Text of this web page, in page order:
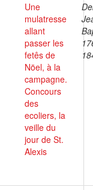
Une
mulatresse
allant
passer les
fetês de
Nöel, à la
campagne.
Concours
des
ecoliers, la
veille du
jour de St.
Alexis